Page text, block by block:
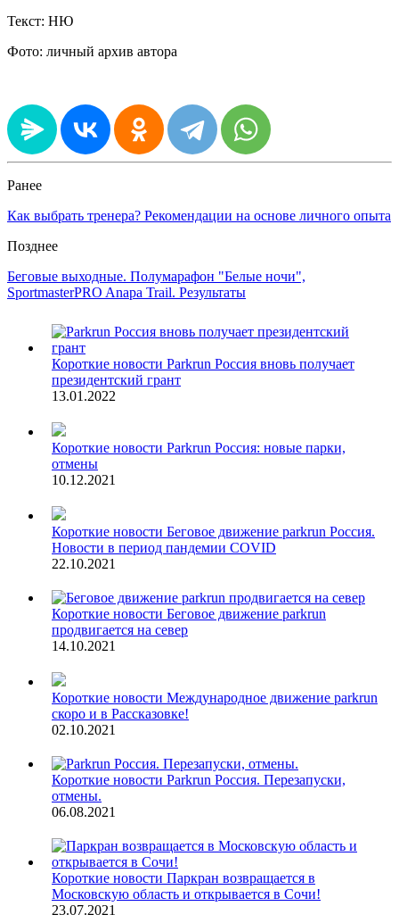
Текст: НЮ
Фото: личный архив автора
Ранее
Как выбрать тренера? Рекомендации на основе личного опыта
Позднее
Беговые выходные. Полумарафон "Белые ночи",
SportmasterPRO Anapa Trail. Результаты
Короткие новости Parkrun Россия вновь получает
президентский грант
13.01.2022
Короткие новости Parkrun Россия: новые парки,
отмены
10.12.2021
Короткие новости Беговое движение parkrun Россия.
Новости в период пандемии COVID
22.10.2021
Короткие новости Беговое движение parkrun
продвигается на север
14.10.2021
Короткие новости Международное движение parkrun
скоро и в Рассказовке!
02.10.2021
Короткие новости Parkrun Россия. Перезапуски,
отмены.
06.08.2021
Короткие новости Паркран возвращается в
Московскую область и открывается в Сочи!
23.07.2021